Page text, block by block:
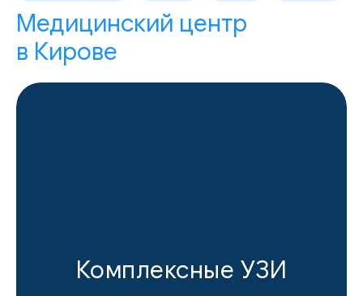
Медицинский центр
в Кирове
Комплексные УЗИ